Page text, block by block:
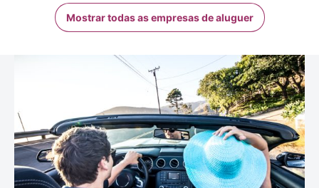
Mostrar todas as empresas de aluguer